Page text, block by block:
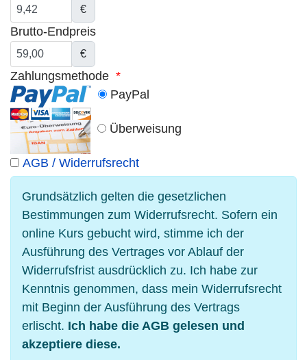
€
Brutto-Endpreis
€
Zahlungsmethode *
PayPal
Überweisung
AGB / Widerrufsrecht
Grundsätzlich gelten die gesetzlichen
Bestimmungen zum Widerrufsrecht. Sofern ein
online Kurs gebucht wird, stimme ich der
Ausführung des Vertrages vor Ablauf der
Widerrufsfrist ausdrücklich zu. Ich habe zur
Kenntnis genommen, dass mein Widerrufsrecht
mit Beginn der Ausführung des Vertrags
erlischt. Ich habe die AGB gelesen und
akzeptiere diese.